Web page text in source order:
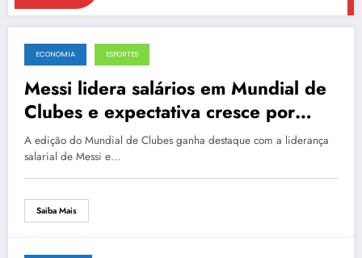
14 de junho de 2025
ECONOMIA ESPORTES
Messi lidera salários em Mundial de
Clubes e expectativa cresce por
novo formato
A edição do Mundial de Clubes ganha destaque com a liderança
salarial de Messi e…
Saiba Mais